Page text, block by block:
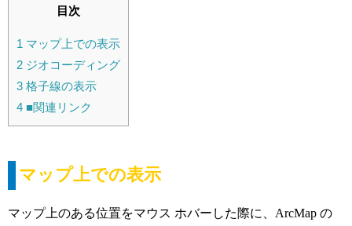
目次
1 マップ上での表示
2 ジオコーディング
3 格子線の表示
4 ■関連リンク
マップ上での表示
マップ上のある位置をマウス ホバーした際に、ArcMap の